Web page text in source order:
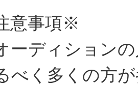
意事項※
ーディション
べく多くの方